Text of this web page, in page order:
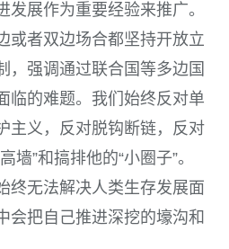
发展作为重要经验来推广。
或者双边场合都坚持开放立
，强调通过联合国等多边国
临的难题。我们始终反对单
主义，反对脱钩断链，反对
墙”和搞排他的“小圈子”。
终无法解决人类生存发展面
会把自己推进深挖的壕沟和